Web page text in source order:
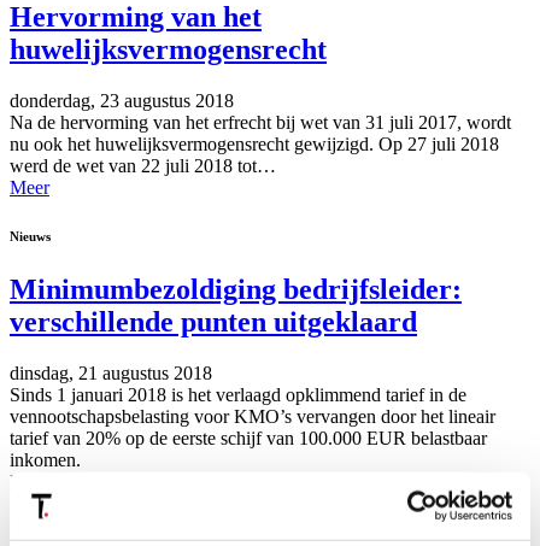
Hervorming van het
huwelijksvermogensrecht
donderdag, 23 augustus 2018
Na de hervorming van het erfrecht bij wet van 31 juli 2017, wordt
nu ook het huwelijksvermogensrecht gewijzigd. Op 27 juli 2018
werd de wet van 22 juli 2018 tot…
Meer
Nieuws
Minimumbezoldiging bedrijfsleider:
verschillende punten uitgeklaard
dinsdag, 21 augustus 2018
Sinds 1 januari 2018 is het verlaagd opklimmend tarief in de
vennootschapsbelasting voor KMO’s vervangen door het lineair
tarief van 20% op de eerste schijf van 100.000 EUR belastbaar
inkomen.
Meer